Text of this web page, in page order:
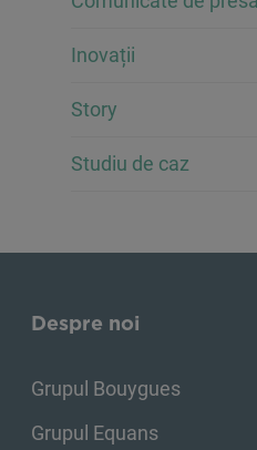
Inovații
Story
Studiu de caz
Despre noi
Grupul Bouygues
Grupul Equans